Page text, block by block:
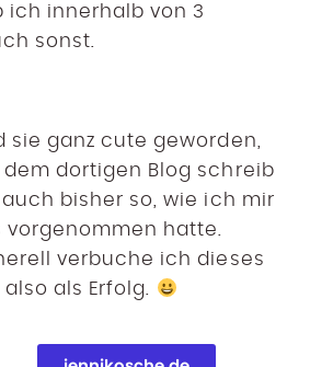
ich innerhalb von 3
sonst.
sie ganz cute geworden,
dem dortigen Blog schreib
bisher so, wie ich mir
vorgenommen hatte.
verbuche ich dieses
also als Erfolg.